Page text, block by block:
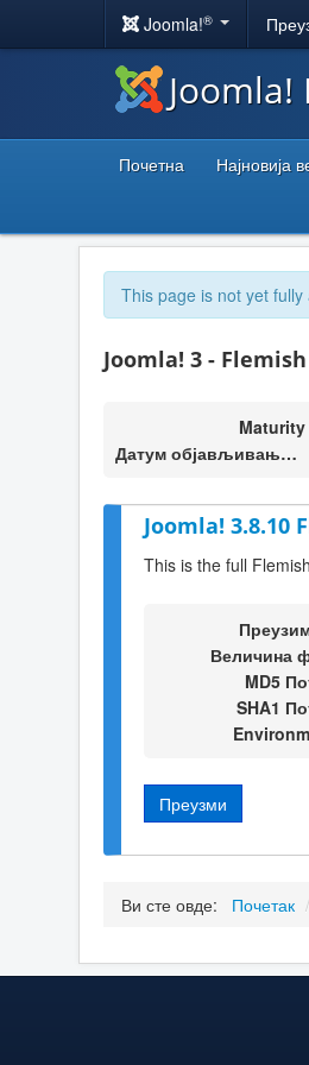
Joomla!®
Почетна Најновија
This page is not yet
Joomla! 3 - Flemish
Maturity
Датум објављивања верзије
Joomla! 3.8.10
This is the full
Величина
MD5
SHA1
Преузми
Ви сте овде: Почетак /